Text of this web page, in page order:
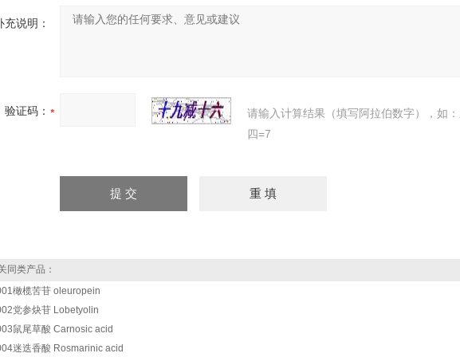
充说明：
验证码：
请输入计算结果（填写阿拉伯数字），如
四=7
同类产品：
橄榄苦苷 oleuropein
党参炔苷 Lobetyolin
鼠尾草酸 Carnosic acid
迷迭香酸 Rosmarinic acid